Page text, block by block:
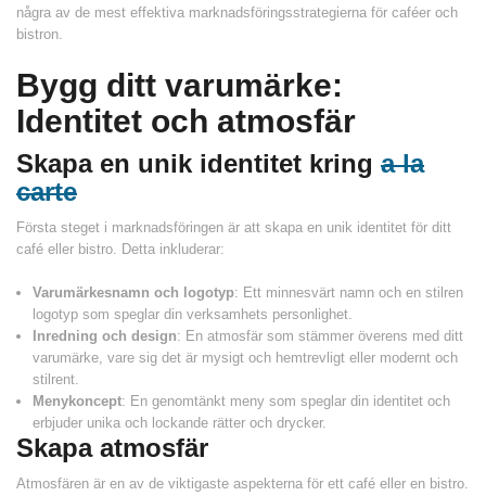
några av de mest effektiva marknadsföringsstrategierna för caféer och
bistron.
Bygg ditt varumärke:
Identitet och atmosfär
Skapa en unik identitet kring a la
carte
Första steget i marknadsföringen är att skapa en unik identitet för ditt
café eller bistro. Detta inkluderar:
Varumärkesnamn och logotyp: Ett minnesvärt namn och en stilren
logotyp som speglar din verksamhets personlighet.
Inredning och design: En atmosfär som stämmer överens med ditt
varumärke, vare sig det är mysigt och hemtrevligt eller modernt och
stilrent.
Menykoncept: En genomtänkt meny som speglar din identitet och
erbjuder unika och lockande rätter och drycker.
Skapa atmosfär
Atmosfären är en av de viktigaste aspekterna för ett café eller en bistro.